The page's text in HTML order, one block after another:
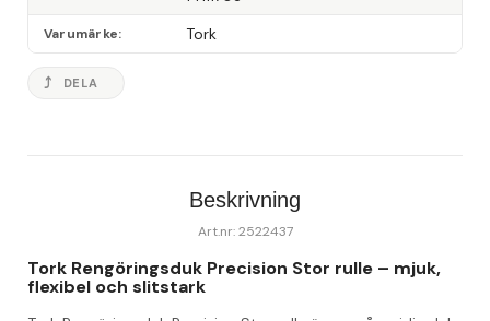
Varumärke Tork
DELA
Beskrivning
Art.nr: 2522437
Tork Rengöringsduk Precision Stor rulle – mjuk,
flexibel och slitstark